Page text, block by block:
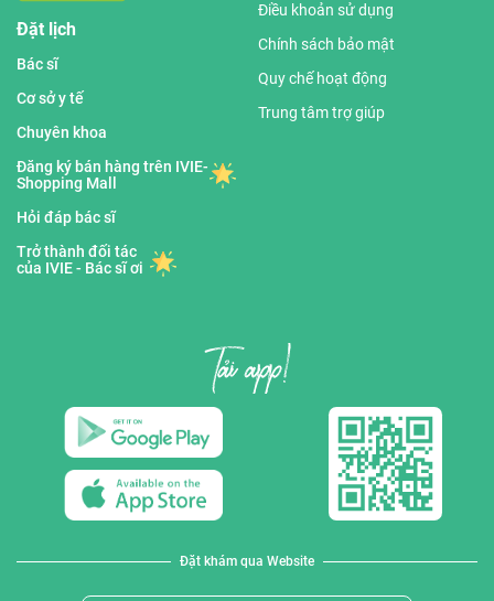
Đặt lịch
Bác sĩ
Cơ sở y tế
Chuyên khoa
Đăng ký bán hàng trên IVIE-
Shopping Mall
Hỏi đáp bác sĩ
Trở thành đối tác
của IVIE - Bác sĩ ơi
Điều khoản sử dụng
Chính sách bảo mật
Quy chế hoạt động
Trung tâm trợ giúp
Đặt khám qua Website